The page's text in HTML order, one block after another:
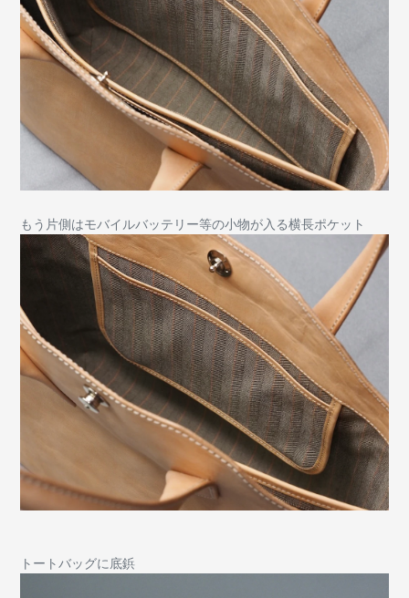
もう片側はモバイルバッテリー等の小物が入る横長ポケット
トートバッグに底鋲